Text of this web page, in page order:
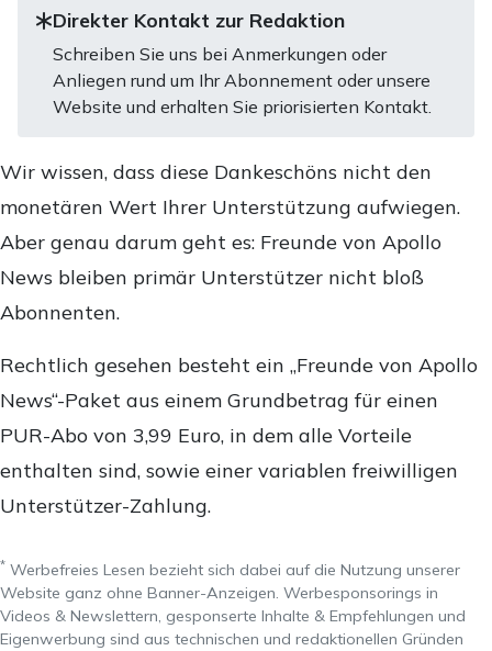
Direkter Kontakt zur Redaktion
Schreiben Sie uns bei Anmerkungen oder
Anliegen rund um Ihr Abonnement oder unsere
Website und erhalten Sie priorisierten Kontakt.
Wir wissen, dass diese Dankeschöns nicht den
monetären Wert Ihrer Unterstützung aufwiegen.
Aber genau darum geht es: Freunde von Apollo
News bleiben primär Unterstützer nicht bloß
Abonnenten.
Rechtlich gesehen besteht ein „Freunde von Apollo
News“-Paket aus einem Grundbetrag für einen
PUR-Abo von 3,99 Euro, in dem alle Vorteile
enthalten sind, sowie einer variablen freiwilligen
Unterstützer-Zahlung.
* Werbefreies Lesen bezieht sich dabei auf die Nutzung unserer
Website ganz ohne Banner-Anzeigen. Werbesponsorings in
Videos & Newslettern, gesponserte Inhalte & Empfehlungen und
Eigenwerbung sind aus technischen und redaktionellen Gründen